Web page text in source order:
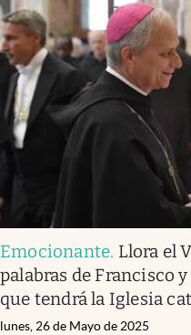
Emocionante. Llora el
palabras de Francisco
que tendrá la Iglesia
lunes, 26 de Mayo de 2025